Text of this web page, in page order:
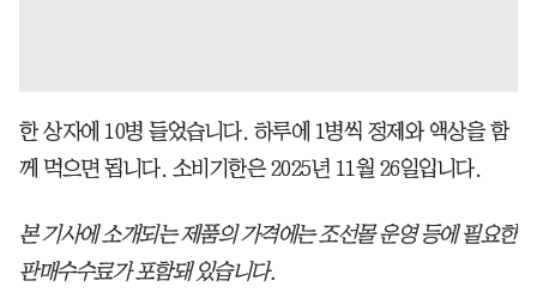
한 상자에 10병 들었습니다. 하루에 1병씩 정제와 액상을 함
께 먹으면 됩니다. 소비기한은 2025년 11월 26일입니다.
본 기사에 소개되는 제품의 가격에는 조선몰 운영 등에 필요한
판매수수료가 포함돼 있습니다.